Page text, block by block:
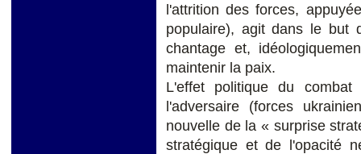
l'attrition des forces,
populaire), agit dans le but
chantage et,
maintenir la paix.
L'effet politique du
l'adversaire (forces
nouvelle de la « surprise
stratégique et de l'opacité